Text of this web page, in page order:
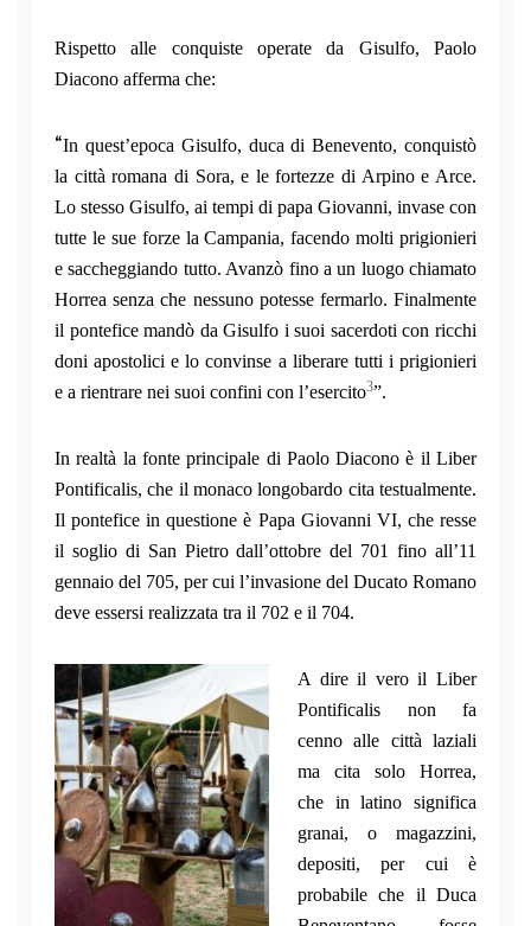
Rispetto alle conquiste operate da Gisulfo, Paolo
Diacono afferma che:
“In quest’epoca Gisulfo, duca di Benevento, conquistò
la città romana di Sora, e le fortezze di Arpino e Arce.
Lo stesso Gisulfo, ai tempi di papa Giovanni, invase con
tutte le sue forze la Campania, facendo molti prigionieri
e saccheggiando tutto. Avanzò fino a un luogo chiamato
Horrea senza che nessuno potesse fermarlo. Finalmente
il pontefice mandò da Gisulfo i suoi sacerdoti con ricchi
doni apostolici e lo convinse a liberare tutti i prigionieri
e a rientrare nei suoi confini con l’esercito3”.
In realtà la fonte principale di Paolo Diacono è il Liber
Pontificalis, che il monaco longobardo cita testualmente.
Il pontefice in questione è Papa Giovanni VI, che resse
il soglio di San Pietro dall’ottobre del 701 fino all’11
gennaio del 705, per cui l’invasione del Ducato Romano
deve essersi realizzata tra il 702 e il 704.
A dire il vero il Liber
Pontificalis non fa
cenno alle città laziali
ma cita solo Horrea,
che in latino significa
granai, o magazzini,
depositi, per cui è
probabile che il Duca